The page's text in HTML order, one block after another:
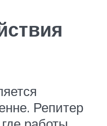
Репитер